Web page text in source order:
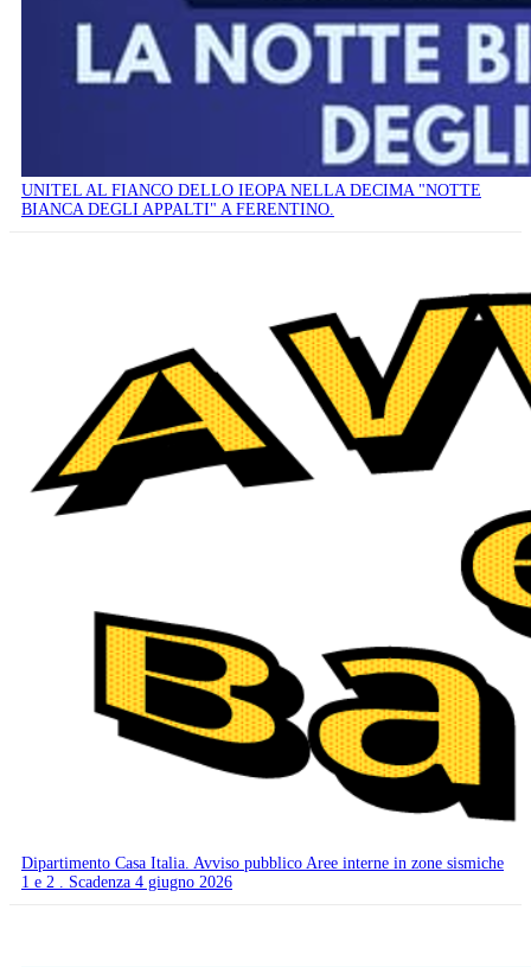
UNITEL AL FIANCO DELLO IEOPA NELLA DECIMA "NOTTE
BIANCA DEGLI APPALTI" A FERENTINO.
Dipartimento Casa Italia. Avviso pubblico Aree interne in zone sismiche
1 e 2 . Scadenza 4 giugno 2026